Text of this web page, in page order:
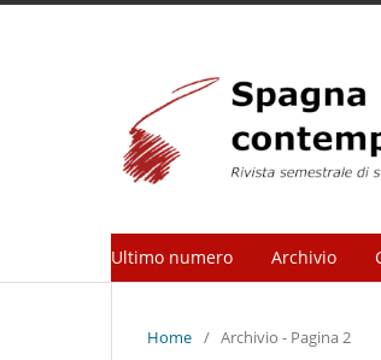
Ultimo numero Archivio
Home / Archivio - Pagina 2